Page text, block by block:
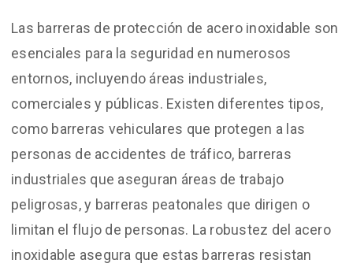
Las barreras de protección de acero inoxidable son
esenciales para la seguridad en numerosos
entornos, incluyendo áreas industriales,
comerciales y públicas. Existen diferentes tipos,
como barreras vehiculares que protegen a las
personas de accidentes de tráfico, barreras
industriales que aseguran áreas de trabajo
peligrosas, y barreras peatonales que dirigen o
limitan el flujo de personas. La robustez del acero
inoxidable asegura que estas barreras resistan